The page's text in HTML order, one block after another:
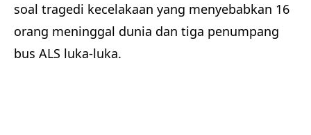
soal tragedi kecelakaan yang menyebabkan 16
orang meninggal dunia dan tiga penumpang
bus ALS luka-luka.